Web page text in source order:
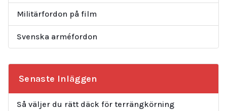
Militärfordon på film
Svenska arméfordon
Senaste Inläggen
Så väljer du rätt däck för terrängkörning